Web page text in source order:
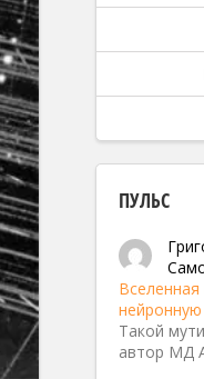
ПУЛЬС
нейронную
Такой
автор МД